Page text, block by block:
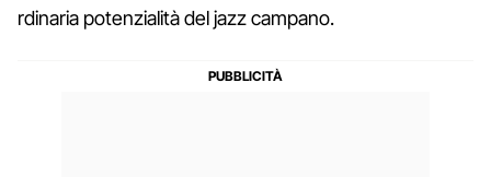
rdinaria potenzialità del jazz campano.